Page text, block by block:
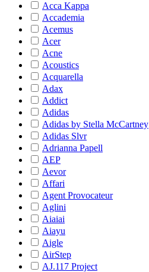
Acca Kappa
Accademia
Acemus
Acer
Acne
Acoustics
Acquarella
Adax
Addict
Adidas
Adidas by Stella McCartney
Adidas Slvr
Adrianna Papell
AEP
Aevor
Affari
Agent Provocateur
Aglini
Aiaiai
Aiayu
Aigle
AirStep
AJ.117 Project